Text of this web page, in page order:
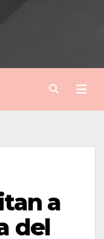
a
del